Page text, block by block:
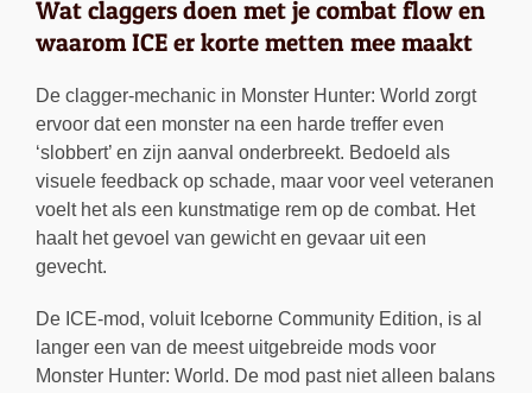
Wat claggers doen met je combat flow en
waarom ICE er korte metten mee maakt
De clagger-mechanic in Monster Hunter: World zorgt
ervoor dat een monster na een harde treffer even
‘slobbert’ en zijn aanval onderbreekt. Bedoeld als
visuele feedback op schade, maar voor veel veteranen
voelt het als een kunstmatige rem op de combat. Het
haalt het gevoel van gewicht en gevaar uit een
gevecht.
De ICE-mod, voluit Iceborne Community Edition, is al
langer een van de meest uitgebreide mods voor
Monster Hunter: World. De mod past niet alleen balans